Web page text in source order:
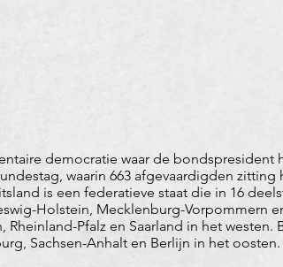
democratie waar de bondspresident
waarin 663 afgevaardigden zitting
is een federatieve staat die in 16
Holstein, Mecklenburg-Vorpommern
Pfalz en Saarland in het westen.
Sachsen-Anhalt en Berlijn in het oosten.